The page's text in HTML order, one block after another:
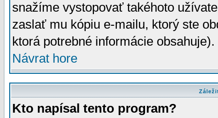
snažíme vystopovať takéhoto
zaslať mu kópiu e-mailu, ktorý ste
ktorá potrebné informácie
Návrat hore
Kto napísal tento program?